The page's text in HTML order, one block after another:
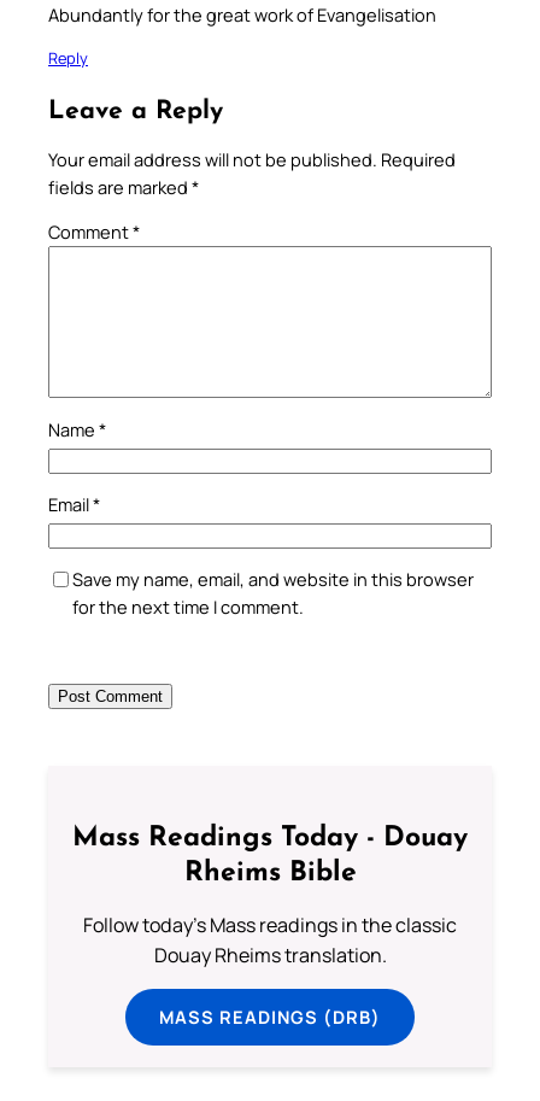
Abundantly for the great work of Evangelisation
Reply
Leave a Reply
Your email address will not be published. Required
fields are marked *
Comment*
Name *
Email*
Save my name, email, and website in this browser
for the next time I comment.
Mass Readings Today - Douay
Rheims Bible
Follow today's Mass readings in the classic
Douay Rheims translation.
MASS READINGS (DRB)